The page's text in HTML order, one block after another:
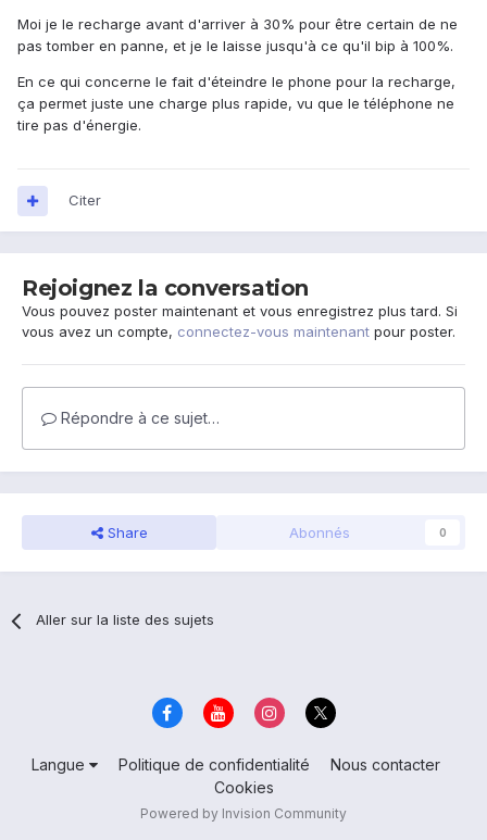
Moi je le recharge avant d'arriver à 30% pour être certain de ne
pas tomber en panne, et je le laisse jusqu'à ce qu'il bip à 100%.
En ce qui concerne le fait d'éteindre le phone pour la recharge,
ça permet juste une charge plus rapide, vu que le téléphone ne
tire pas d'énergie.
Citer
Rejoignez la conversation
Vous pouvez poster maintenant et vous enregistrez plus tard. Si
vous avez un compte, connectez-vous maintenant pour poster.
Répondre à ce sujet…
Share Abonnés 0
Aller sur la liste des sujets
Langue Politique de confidentialité
Nous contacter
Cookies
Powered by Invision Community